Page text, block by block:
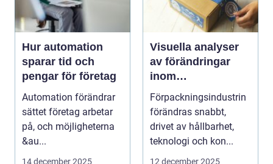
Hur automation
sparar tid och
pengar för företag
Automation förändrar
sättet företag arbetar
på, och möjligheterna
&au...
14 december 2025
Visuella analyser
av förändringar
inom
förpackningsindus
trin
Förpackningsindustrin
förändras snabbt,
drivet av hållbarhet,
teknologi och kon...
12 december 2025